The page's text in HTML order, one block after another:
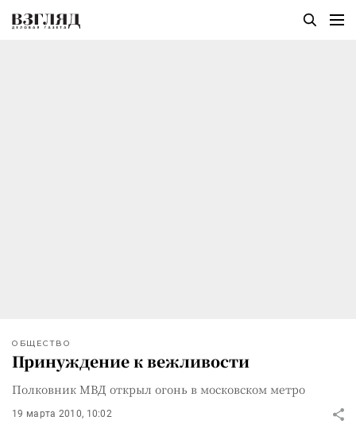
ОБЩЕСТВО
Принуждение к вежливости
Полковник МВД открыл огонь в московском метро
19 марта 2010, 10:02